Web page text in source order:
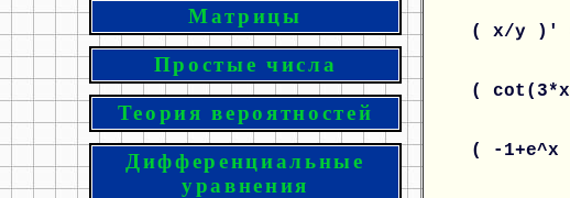
Матрицы
Простые числа
Теория вероятностей
Дифференциальные
уравнения
( x/y )'
(
( -